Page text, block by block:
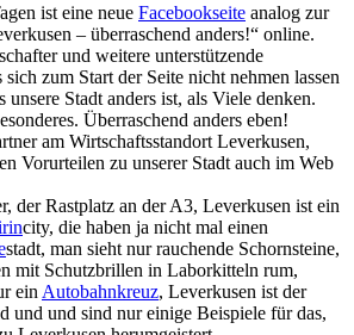
ist eine neue Facebookseite analog zur
– überraschend anders!“ online.
und weitere unterstützende
zum Start der Seite nicht nehmen lassen
unsere Stadt anders ist, als Viele denken.
Überraschend anders eben!
am Wirtschaftsstandort Leverkusen,
Vorurteilen zu unserer Stadt auch im Web
der Rastplatz an der A3, Leverkusen ist ein
city, die haben ja nicht mal einen
stadt, man sieht nur rauchende Schornsteine,
mit Schutzbrillen in Laborkitteln rum,
ein Autobahnkreuz, Leverkusen ist der
und und sind nur einige Beispiele für das,